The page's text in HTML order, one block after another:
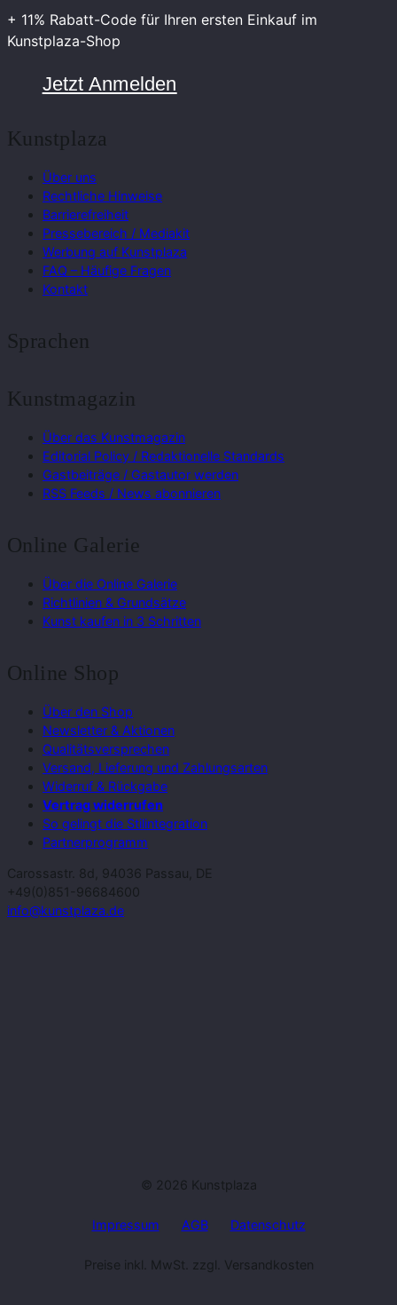
+ 11% Rabatt-Code für Ihren ersten Einkauf im
Kunstplaza-Shop
Jetzt Anmelden
Kunstplaza
Über uns
Rechtliche Hinweise
Barrierefreiheit
Pressebereich / Mediakit
Werbung auf Kunstplaza
FAQ – Häufige Fragen
Kontakt
Sprachen
Kunstmagazin
Über das Kunstmagazin
Editorial Policy / Redaktionelle Standards
Gastbeiträge / Gastautor werden
RSS Feeds / News abonnieren
Online Galerie
Über die Online Galerie
Richtlinien & Grundsätze
Kunst kaufen in 3 Schritten
Online Shop
Über den Shop
Newsletter & Aktionen
Qualitätsversprechen
Versand, Lieferung und Zahlungsarten
Widerruf & Rückgabe
Vertrag widerrufen
So gelingt die Stilintegration
Partnerprogramm
Carossastr. 8d, 94036 Passau, DE
+49(0)851-96684600
info@kunstplaza.de
© 2026 Kunstplaza
Impressum AGB Datenschutz
Preise inkl. MwSt. zzgl. Versandkosten